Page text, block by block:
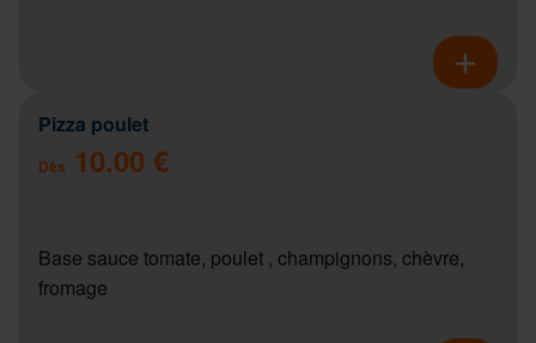
Pizza poulet
Dès 10.00 €
Base sauce tomate, poulet , champignons, chèvre,
fromage